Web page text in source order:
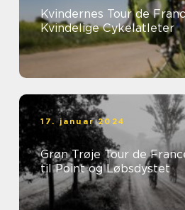
Kvindernes Tour de
Kvindelige Cykelatleter
17. januar 2024
Grøn Trøje Tour de
til Point og Løbsdystet